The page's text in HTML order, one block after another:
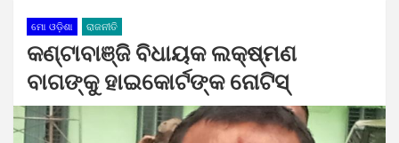
ମୋ ଓଡ଼ିଶା ରାଜନୀତି
କଣ୍ଟାବାଞ୍ଜି ବିଧାୟକ ଲକ୍ଷ୍ମଣ
ବାଗଙ୍କୁ ହାଇକୋର୍ଟଙ୍କ ନୋଟିସ୍